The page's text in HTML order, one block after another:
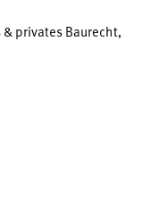
privates Baurecht,